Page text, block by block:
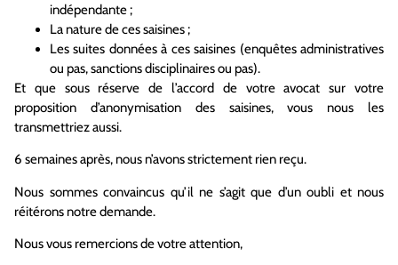
indépendante ;
La nature de ces saisines ;
Les suites données à ces saisines (enquêtes administratives
ou pas, sanctions disciplinaires ou pas).
Et que sous réserve de l’accord de votre avocat sur votre
proposition d’anonymisation des saisines, vous nous les
transmettriez aussi.
6 semaines après, nous n’avons strictement rien reçu.
Nous sommes convaincus qu’il ne s’agit que d’un oubli et nous
réitérons notre demande.
Nous vous remercions de votre attention,